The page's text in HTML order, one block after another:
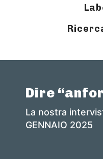
Dire
La nostra
GENNAIO 2025